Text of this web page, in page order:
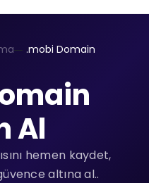
.mobi Domain
Al
hemen kaydet,
altına al..